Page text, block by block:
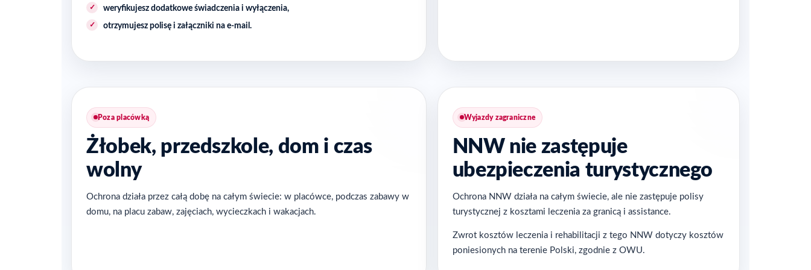
weryfikujesz dodatkowe świadczenia i wyłączenia,
otrzymujesz polisę i załączniki na e-mail.
Poza placówką
Żłobek, przedszkole, dom i czas
wolny
Ochrona działa przez całą dobę na całym świecie: w placówce, podczas zabawy w
domu, na placu zabaw, zajęciach, wycieczkach i wakacjach.
Wyjazdy zagraniczne
NNW nie zastępuje
ubezpieczenia turystycznego
Ochrona NNW działa na całym świecie, ale nie zastępuje polisy
turystycznej z kosztami leczenia za granicą i assistance.
Zwrot kosztów leczenia i rehabilitacji z tego NNW dotyczy kosztów
poniesionych na terenie Polski, zgodnie z OWU.